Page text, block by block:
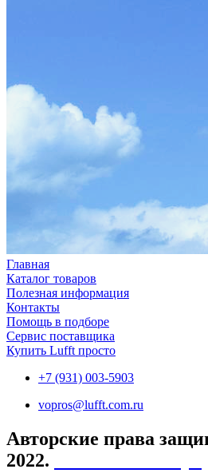
Главная
Каталог товаров
Полезная информация
Контакты
Помощь в подборе
Сервис поставщика
Купить Lufft просто
+7 (931) 003-5903
vopros@lufft.com.ru
Авторские права
2022.